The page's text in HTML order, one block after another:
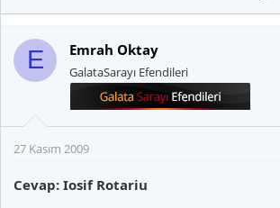
E Emrah Oktay
GalataSarayı Efendileri
27 Kasım 2009
Cevap: Iosif Rotariu